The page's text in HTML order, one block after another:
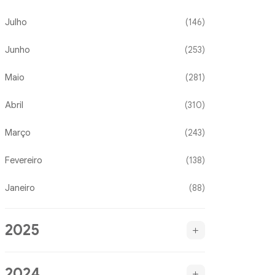
Julho (146)
Junho (253)
Maio (281)
Abril (310)
Março (243)
Fevereiro (138)
Janeiro (88)
2025